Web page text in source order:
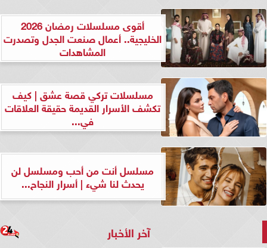
أقوى مسلسلات رمضان 2026
الخليجية.. أعمال صنعت الجدل وتصدرت
المشاهدات
مسلسلات تركي قصة عشق | كيف
تكشف الأسرار القديمة حقيقة العلاقات
في...
مسلسل أنت من أحب ومسلسل لن
يحدث لنا شيء | أسرار النجاح...
آخر الأخبار